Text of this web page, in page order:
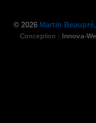
© 2026 Martin
Conception : Innova-